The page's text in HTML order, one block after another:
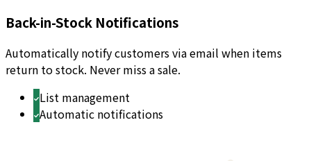
Back-in-Stock Notifications
Automatically notify customers via email when items
return to stock. Never miss a sale.
List management
Automatic notifications